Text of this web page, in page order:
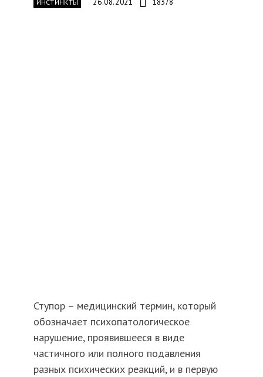
ИНСТИНКТЫ 26.08.2021 18378
Ступор – медицинский термин, который
обозначает психопатологическое
нарушение, проявившееся в виде
частичного или полного подавления
разных психических реакций, и в первую